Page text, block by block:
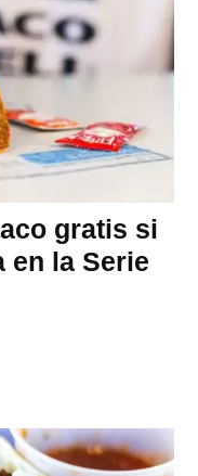
gratis si
en la Serie